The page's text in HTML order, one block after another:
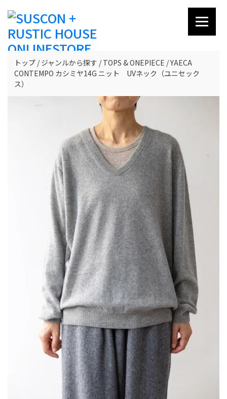
トップ ジャンルから探す TOPS & ONEPIECE YAECA
CONTEMPO カシミヤ14G ニット UVネック（ユニセック
ス）